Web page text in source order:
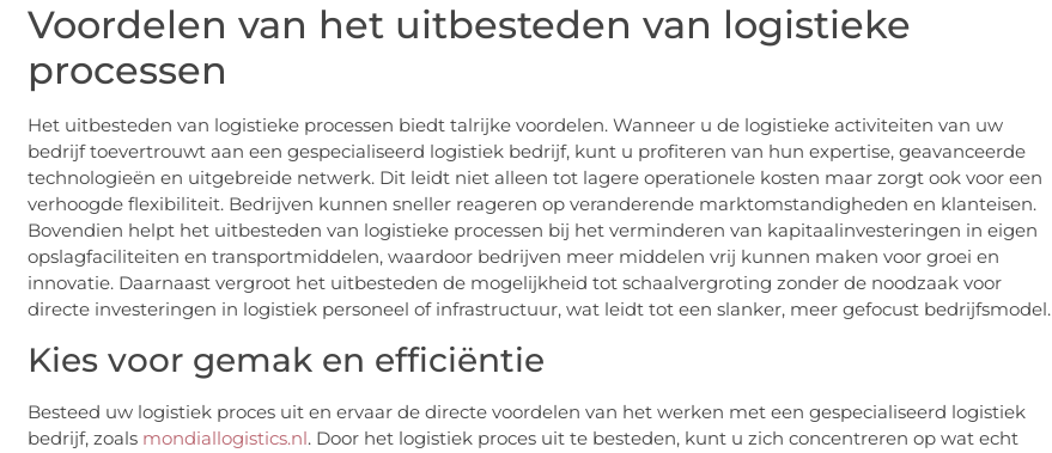
Voordelen van het uitbesteden van logistieke
processen
Het uitbesteden van logistieke processen biedt talrijke voordelen. Wanneer u de logistieke activiteiten van uw
bedrijf toevertrouwt aan een gespecialiseerd logistiek bedrijf, kunt u profiteren van hun expertise, geavanceerde
technologieën en uitgebreide netwerk. Dit leidt niet alleen tot lagere operationele kosten maar zorgt ook voor een
verhoogde flexibiliteit. Bedrijven kunnen sneller reageren op veranderende marktomstandigheden en klanteisen.
Bovendien helpt het uitbesteden van logistieke processen bij het verminderen van kapitaalinvesteringen in eigen
opslagfaciliteiten en transportmiddelen, waardoor bedrijven meer middelen vrij kunnen maken voor groei en
innovatie. Daarnaast vergroot het uitbesteden de mogelijkheid tot schaalvergroting zonder de noodzaak voor
directe investeringen in logistiek personeel of infrastructuur, wat leidt tot een slanker, meer gefocust bedrijfsmodel.
Kies voor gemak en efficiëntie
Besteed uw logistiek proces uit en ervaar de directe voordelen van het werken met een gespecialiseerd logistiek
bedrijf, zoals mondiallogistics.nl. Door het logistiek proces uit te besteden, kunt u zich concentreren op wat echt